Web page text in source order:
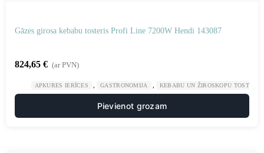
Gāzes girosa kebabu tosteris Profi Line 7200W Hendi 143087
824,65 € (ar PVN)
APKURES IERĪCES GASTRONOMIJA KEBABU UN ŽIROSKOPU TOSTERI
Pievienot grozam